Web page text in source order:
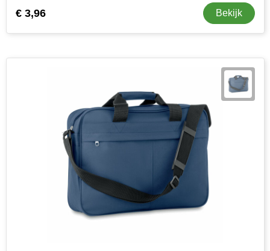
€ 3,96 Bekijk